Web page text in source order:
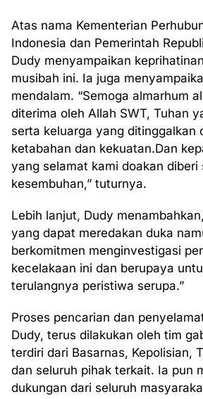
Atas nama Kementerian
Indonesia dan Pemerintah
Dudy menyampaikan
musibah ini. Ia juga
mendalam. “Semoga almarhum
diterima oleh Allah SWT, Tuhan
serta keluarga yang ditinggalkan
ketabahan dan kekuatan.Dan
yang selamat kami doakan diberi
kesembuhan,” tuturnya.
Lebih lanjut, Dudy
yang dapat meredakan duka
berkomitmen menginvestigasi
kecelakaan ini dan berupaya
terulangnya peristiwa serupa.”
Proses pencarian dan
Dudy, terus dilakukan oleh tim
terdiri dari Basarnas, Kepolisian,
dan seluruh pihak terkait. Ia pun
dukungan dari seluruh